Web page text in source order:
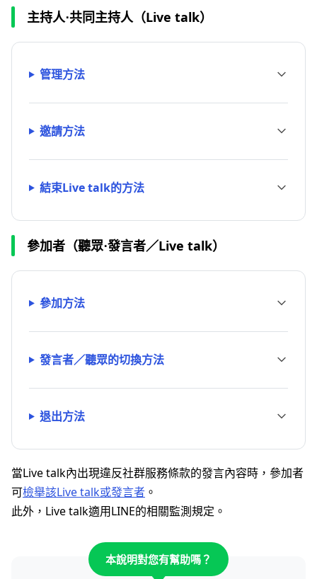
主持人⋅共同主持人（Live talk）
管理方法
邀請方法
結束Live talk的方法
參加者（聽眾⋅發言者／Live talk）
參加方法
發言者／聽眾的切換方法
退出方法
當Live talk內出現違反社群服務條款的發言內容時，參加者
可檢舉該Live talk或發言者 。
此外，Live talk適用LINE的相關監測規定。
本說明對您有幫助嗎？